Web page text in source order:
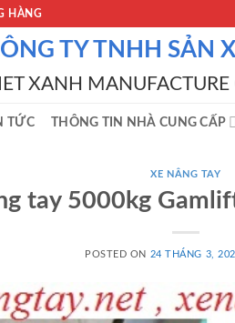
HÀNG
TY TNHH SẢN
XANH
TỨC THÔNG TIN NHÀ CUNG CẤP
XE NÂNG TAY
tay 5000kg
POSTED ON 24 THÁNG 3,